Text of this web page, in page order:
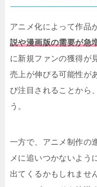
アニメ化によって作品
説や漫画版の需要が急
に新規ファンの獲得が
売上が伸びる可能性が
び注目されることから
う。
一方で、アニメ制作の
メに追いつかないよう
出てくるかもしれませ